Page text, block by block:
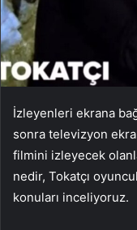
İzleyenleri ekrana
sonra televizyon
filmini izleyecek
nedir, Tokatçı
konuları inceliyoruz.